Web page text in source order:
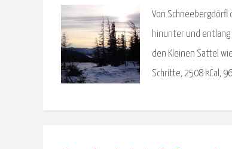
Von Schneebergdörfl
hinunter und entlang
den Kleinen Sattel
Schritte, 2508 kCal,